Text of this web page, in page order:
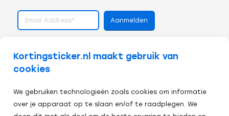
Kortingsticker.nl maakt gebruik van
cookies
We gebruiken technologieën zoals cookies om informatie
over je apparaat op te slaan en/of te raadplegen. We